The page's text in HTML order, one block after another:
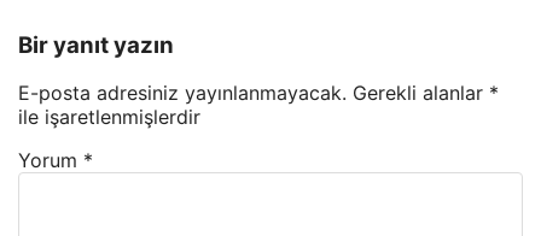
Bir yanıt yazın
E-posta adresiniz yayınlanmayacak. Gerekli alanlar *
ile işaretlenmişlerdir
Yorum *